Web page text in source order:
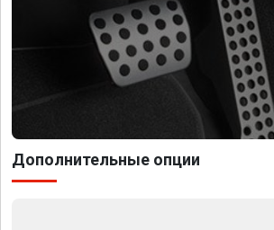
Дополнительные опции